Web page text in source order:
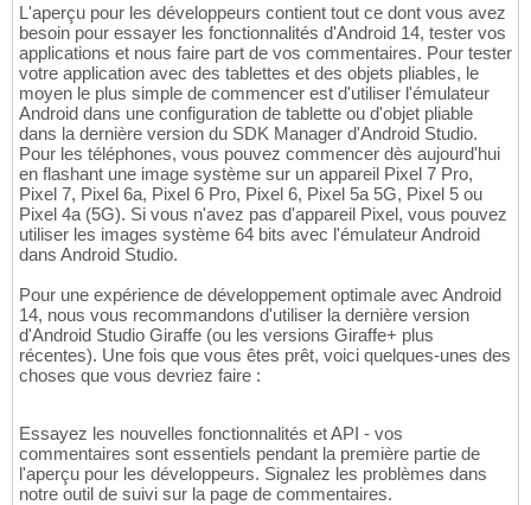
L'aperçu pour les développeurs contient tout ce dont vous avez
besoin pour essayer les fonctionnalités d'Android 14, tester vos
applications et nous faire part de vos commentaires. Pour tester
votre application avec des tablettes et des objets pliables, le
moyen le plus simple de commencer est d'utiliser l'émulateur
Android dans une configuration de tablette ou d'objet pliable
dans la dernière version du SDK Manager d'Android Studio.
Pour les téléphones, vous pouvez commencer dès aujourd'hui
en flashant une image système sur un appareil Pixel 7 Pro,
Pixel 7, Pixel 6a, Pixel 6 Pro, Pixel 6, Pixel 5a 5G, Pixel 5 ou
Pixel 4a (5G). Si vous n'avez pas d'appareil Pixel, vous pouvez
utiliser les images système 64 bits avec l'émulateur Android
dans Android Studio.
Pour une expérience de développement optimale avec Android
14, nous vous recommandons d'utiliser la dernière version
d'Android Studio Giraffe (ou les versions Giraffe+ plus
récentes). Une fois que vous êtes prêt, voici quelques-unes des
choses que vous devriez faire :
Essayez les nouvelles fonctionnalités et API - vos
commentaires sont essentiels pendant la première partie de
l'aperçu pour les développeurs. Signalez les problèmes dans
notre outil de suivi sur la page de commentaires.